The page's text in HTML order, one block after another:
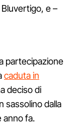
Bluvertigo, e –
partecipazione
caduta in
deciso di
sassolino dalla
anno fa.